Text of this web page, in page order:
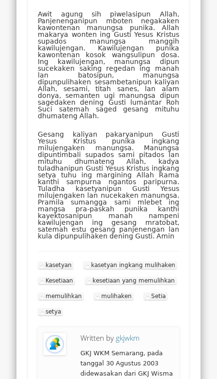
Awit agung sih piwelasipun Allah,
Panjenenganipun mboten negakaken
kawontenan manungsa punika. Allah
makarya wonten ing Gusti Yesus Kristus
supados manungsa manggih
kawilujengan. Kawilujengan punika
kawontenan kosok wangsulipun dosa.
Ing kawilujengan, manungsa dipun
sucekaken saking regedan ing manah
lan batosipun, manungsa
dipunpulihaken sesambetanipun kaliyan
Allah, sesami, titah sanes, lan alam
donya, semanten ugi manungsa dipun
sagedaken dening Gusti lumantar Roh
Suci satemah saged gesang mituhu
dhumateng Allah.
Gesang kaliyan pakaryanipun Gusti
Yesus Kristus punika ingkang
milujengaken manungsa. Manungsa
dipuntimbali supados sami pitados lan
mituhu dhumateng Allah, kadya
tuladhanipun Gusti Yesus Kristus ingkang
setya tuhu ing margining Allah Rama
kanthi sampurna ngantos paripurna.
Tuladha kasetyanipun Gusti Yesus
milujengaken lan nucekaken manungsa.
Pramila sumangga sami mlebet ing
mangsa pra-paskah punika kanthi
kayektosanipun manah nampeni
kawilujengan ing gesang mratobat,
satemah estu gesang panjenengan lan
kula dipunpulihaken dening Gusti. Amin
kasetyan kasetyan ingkang mulihaken
Kesetiaan kesetiaan yang memulihkan
memulihkan mulihaken Setia
setya
Written by gkjwkm
GKJ WKM Semarang, pada
tanggal 30 Agustus 2003
didewasakan dari GKJ Wisma